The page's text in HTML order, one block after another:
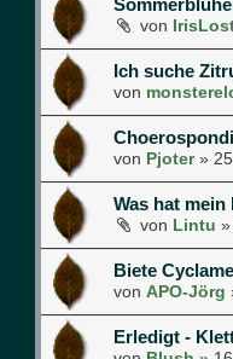
von
Ich suche
von
von Pjoter»
Was hat
von Lintu »
Biete
von APO-Jörg
Erledigt -